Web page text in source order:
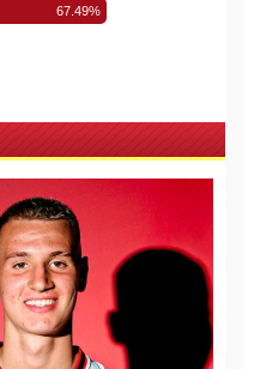
67.49%